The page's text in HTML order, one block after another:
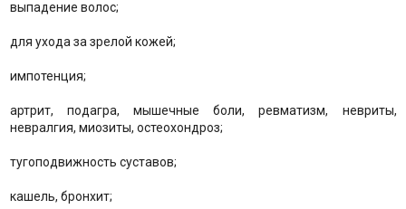
выпадение волос;
для ухода за зрелой кожей;
импотенция;
артрит, подагра, мышечные боли, ревматизм, невриты,
невралгия, миозиты, остеохондроз;
тугоподвижность суставов;
кашель, бронхит;